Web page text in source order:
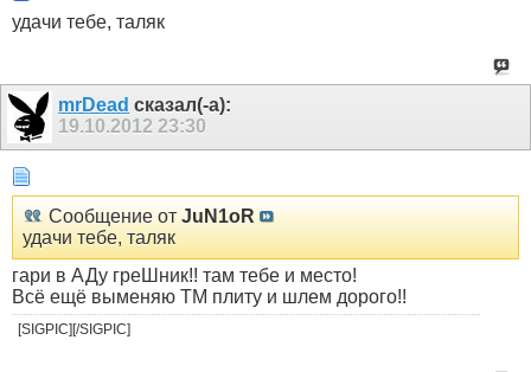
удачи тебе, таляк
mrDead сказал(-а):
19.10.201223:30
Сообщение от JuN1oR
удачи тебе, таляк
гари в АДу греШник!! там тебе и место!
Всё ещё выменяю ТМ плиту и шлем дорого!!
[SIGPIC][/SIGPIC]